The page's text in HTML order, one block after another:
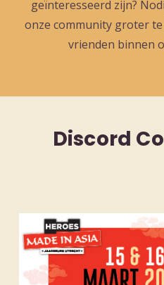
geïnteresseerd zijn?
onze community groter
vrienden binnen
Discord